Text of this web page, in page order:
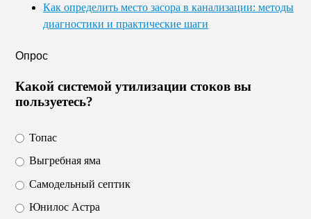
Как определить место засора в канализации: методы
диагностики и практические шаги
Опрос
Какой системой утилизации стоков вы
пользуетесь?
Топас
Выгребная яма
Самодельный септик
Юнилос Астра